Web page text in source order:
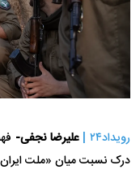
رویداد۲۴ | علیرضا نجفی-
درک نسبت میان «ملت